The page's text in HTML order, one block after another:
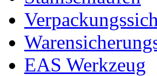
EAS Werkzeug